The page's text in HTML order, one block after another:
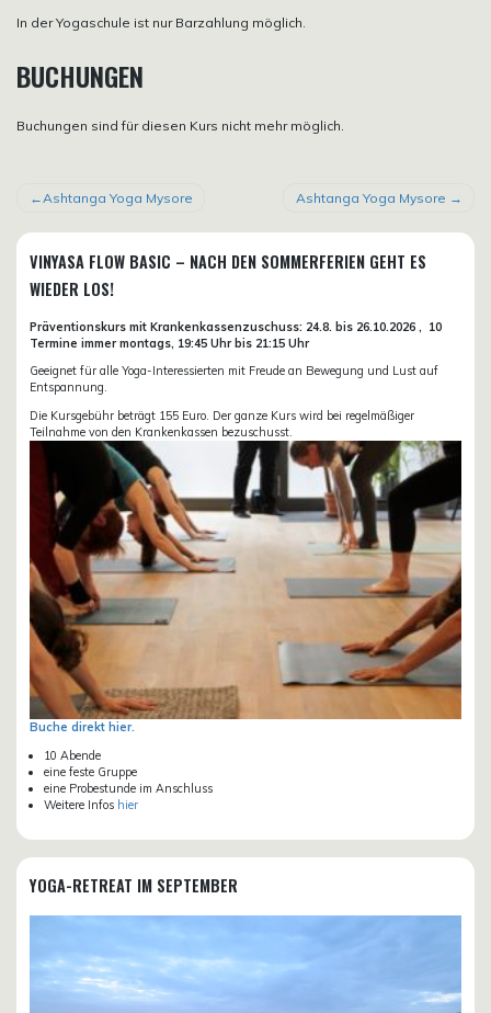
In der Yogaschule ist nur Barzahlung möglich.
BUCHUNGEN
Buchungen sind für diesen Kurs nicht mehr möglich.
BEITRAGSNAVIGATION
Ashtanga Yoga Mysore Ashtanga Yoga Mysore
VINYASA FLOW BASIC – NACH DEN SOMMERFERIEN GEHT ES
WIEDER LOS!
Präventionskurs mit Krankenkassenzuschuss: 24.8. bis 26.10.2026 , 10
Termine immer montags, 19:45 Uhr bis 21:15 Uhr
Geeignet für alle Yoga-Interessierten mit Freude an Bewegung und Lust auf
Entspannung.
Die Kursgebühr beträgt 155 Euro. Der ganze Kurs wird bei regelmäßiger
Teilnahme von den Krankenkassen bezuschusst.
Buche direkt hier.
10 Abende
eine feste Gruppe
eine Probestunde im Anschluss
Weitere Infos hier
YOGA-RETREAT IM SEPTEMBER